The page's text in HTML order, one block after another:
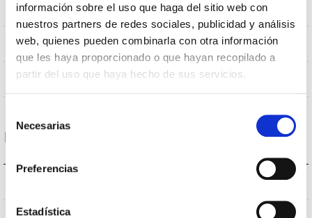
información sobre el uso que haga del sitio web con
nuestros partners de redes sociales, publicidad y análisis
web, quienes pueden combinarla con otra información
que les haya proporcionado o que hayan recopilado a
partir del uso que haya hecho de sus servicios.
consentimiento
Necesarias
Preferencias
Estadística
Indice d’étanchéité IP 65
Couleur du corps 7010
Corps
Performance